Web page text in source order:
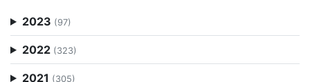
2023 (97)
2022 (323)
2021 (305)